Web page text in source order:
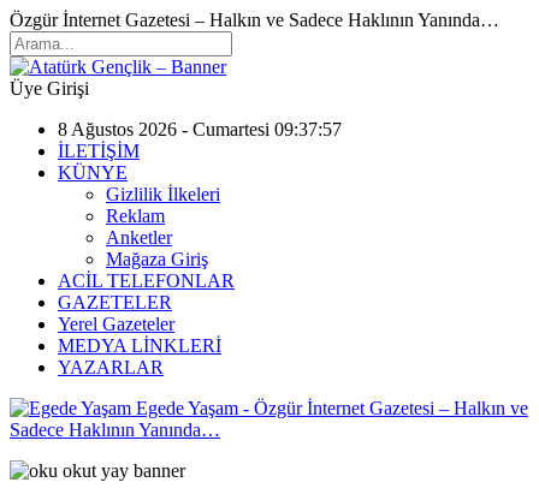
Özgür İnternet Gazetesi – Halkın ve Sadece Haklının Yanında…
Üye Girişi
8 Ağustos 2026 - Cumartesi 09:37:57
İLETİŞİM
KÜNYE
Gizlilik İlkeleri
Reklam
Anketler
Mağaza Giriş
ACİL TELEFONLAR
GAZETELER
Yerel Gazeteler
MEDYA LİNKLERİ
YAZARLAR
Egede Yaşam - Özgür İnternet Gazetesi – Halkın ve
Sadece Haklının Yanında…